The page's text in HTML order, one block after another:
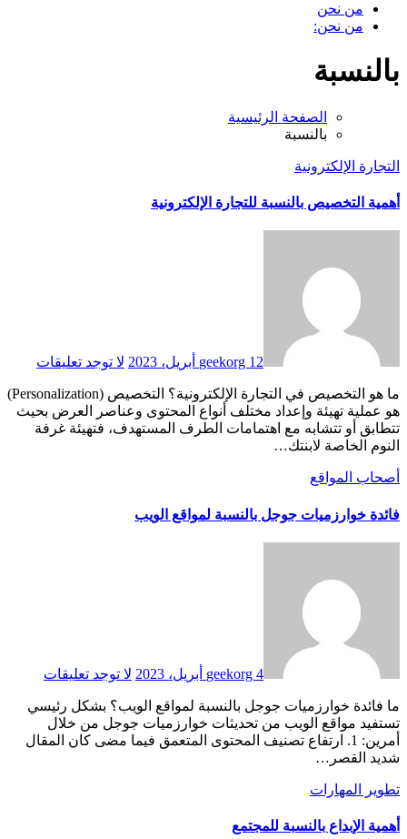
من نحن
من نحن:
بالنسبة
الصفحة الرئيسية
بالنسبة
التجارة الإلكترونية
أهمية التخصيص بالنسبة للتجارة الإلكترونية
geekorg 12 أبريل، 2023 لا توجد تعليقات
ما هو التخصيص في التجارة الإلكترونية؟ التخصيص (Personalization)
هو عملية تهيئة وإعداد مختلف أنواع المحتوى وعناصر العرض بحيث
تتطابق أو تتشابه مع اهتمامات الطرف المستهدف، فتهيئة غرفة
النوم الخاصة لابنتك…
أصحاب المواقع
فائدة خوارزميات جوجل بالنسبة لمواقع الويب
geekorg 4 أبريل، 2023 لا توجد تعليقات
ما فائدة خوارزميات جوجل بالنسبة لمواقع الويب؟ بشكل رئيسي
تستفيد مواقع الويب من تحديثات خوارزميات جوجل من خلال
أمرين: 1. ارتفاع تصنيف المحتوى المتعمق فيما مضى كان المقال
شديد القصر…
تطوير المهارات
أهمية الإبداع بالنسبة للمجتمع